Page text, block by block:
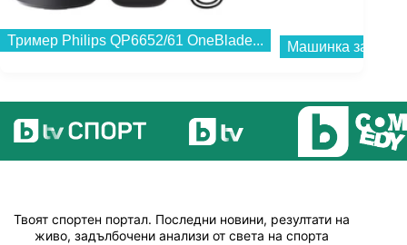
Тример Philips QP6652/61 OneBlade...
Твоят спортен портал. Последни новини, резултати на
живо, задълбочени анализи от света на спорта